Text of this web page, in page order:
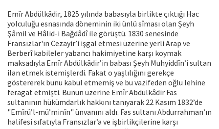
Emîr Abdülkâdir, 1825 yılında babasıyla birlikte çıktığı Hac
yolculuğu esnasında döneminin iki ünlü sîması olan Şeyh
Şâmil ve Hâlid-i Bağdâdî ile görüştü. 1830 senesinde
Fransızlar'ın Cezayir’i işgal etmesi üzerine yerli Arap ve
Berberî kabileler yabancı hakimiyetine karşı koymak
maksadıyla Emîr Abdülkâdir’in babası Şeyh Muhyiddîn’i sultan
ilan etmek istemişlerdi. Fakat o yaşlılığını gerekçe
göstererek bunu kabul etmemiş ve bu vazifeden oğlu lehine
feragat etmişti. Bunun üzerine Emîr Abdülkâdir Fas
sultanının hükümdarlık hakkını tanıyarak 22 Kasım 1832’de
"Emîrü’l-mü’minîn" ünvanını aldı. Fas sultanı Abdurrahman’ın
halifesi sıfatıyla Fransızlar’a ve işbirlikçilerine karşı